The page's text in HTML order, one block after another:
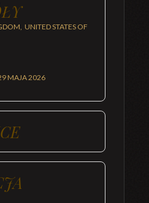
UNITED STATES OF
MAJA 2026